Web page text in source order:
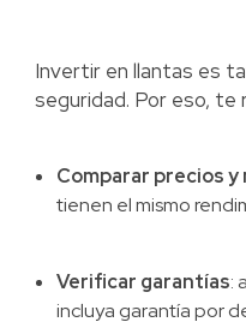
Invertir en llantas es
seguridad. Por eso, te
Comparar precios y
tienen el mismo
Verificar garantías:
incluya garantía por